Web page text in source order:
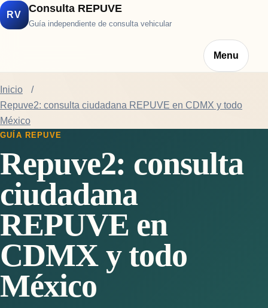
RV
Consulta REPUVE
Guía independiente de consulta vehicular
Menu
Inicio
Repuve2: consulta ciudadana REPUVE en CDMX y todo
México
GUÍA REPUVE
Repuve2: consulta
ciudadana
REPUVE en
CDMX y todo
México